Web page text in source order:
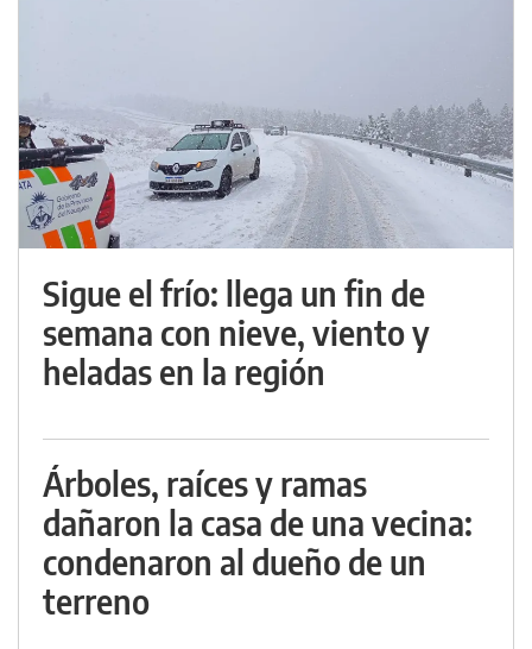
Sigue el frío: llega un fin de
semana con nieve, viento y
heladas en la región
Árboles, raíces y ramas
dañaron la casa de una vecina:
condenaron al dueño de un
terreno